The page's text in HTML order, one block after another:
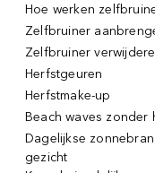
Hoe werken
Zelfbruiner
Zelfbruiner
Herfstgeuren
Herfstmake-up
Beach waves zonder
Dagelijkse
gezicht